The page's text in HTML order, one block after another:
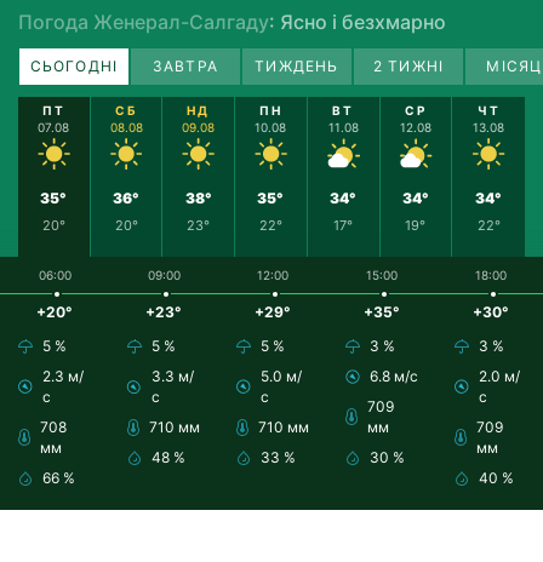
Погода Женерал-Салгаду: Ясно і безхмарно
СЬОГОДНІ ЗАВТРА ТИЖДЕНЬ 2 ТИЖНІ
ПТ
07.08
35°
20°
СБ
08.08
36°
20°
НД
09.08
38°
23°
ПН
10.08
35°
22°
ВТ
11.08
34°
17°
СР
12.08
34°
19°
ЧТ
13.08
34°
22°
06:00
+20°
5 %
2.3 м/
с
708
мм
66 %
09:00
+23°
5 %
3.3 м/
с
710 мм
48 %
12:00
+29°
5 %
5.0 м/
с
710 мм
33 %
15:00
+35°
3 %
6.8 м/с
709
мм
30 %
18:00
+30°
3 %
2.0 м/
с
709
мм
40 %